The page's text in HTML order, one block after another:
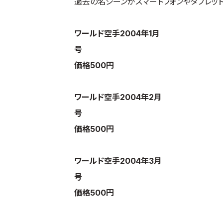
ワールド空手2004年1月
号
価格500円
ワールド空手2004年2月
号
価格500円
ワールド空手2004年3月
号
価格500円